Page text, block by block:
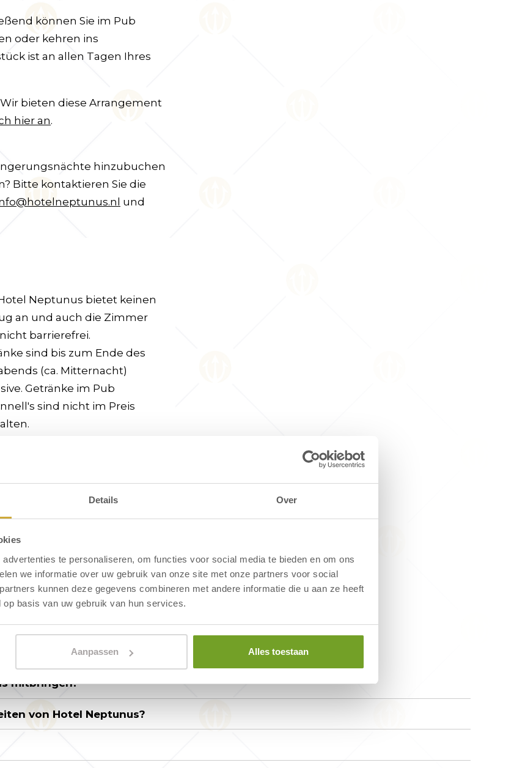
Details Over
te personaliseren, om functies voor social media te bieden en om ons
we informatie over uw gebruik van onze site met onze partners voor social
kunnen deze gegevens combineren met andere informatie die u aan ze heeft
basis van uw gebruik van hun services.
Aanpassen Alles toestaan
können Sie im Pub
oder kehren ins
ist an allen Tagen Ihres
bieten diese Arrangement
hier an.
hinzubuchen
Bitte kontaktieren Sie die
und
Neptunus bietet keinen
an und auch die Zimmer
barrierefrei.
sind bis zum Ende des
(ca. Mitternacht)
Getränke im Pub
sind nicht im Preis
von Egmond. Der Zugang
Das gemütliche
Meter vom Hotel
Sie den Tag mit einem
Hotel Neptunus
mitbringen?
von Hotel Neptunus?